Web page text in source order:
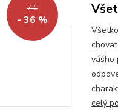
7 €
- 36 %
vášho
celý